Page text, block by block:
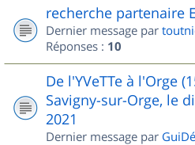
recherche partenaire
Dernier message par
Réponses : 10
De l'YVeTTe à l'Orge
Savigny-sur-Orge, le
2021
Dernier message par GuiDé